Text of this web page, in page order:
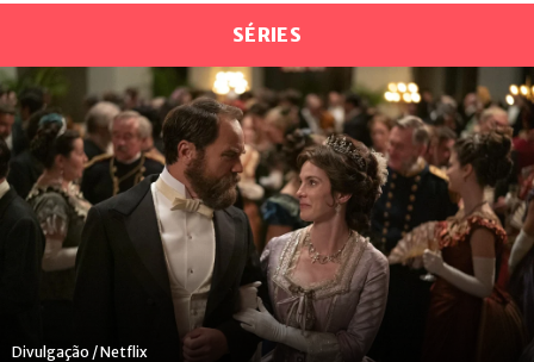
SÉRIES
Divulgação / Netflix